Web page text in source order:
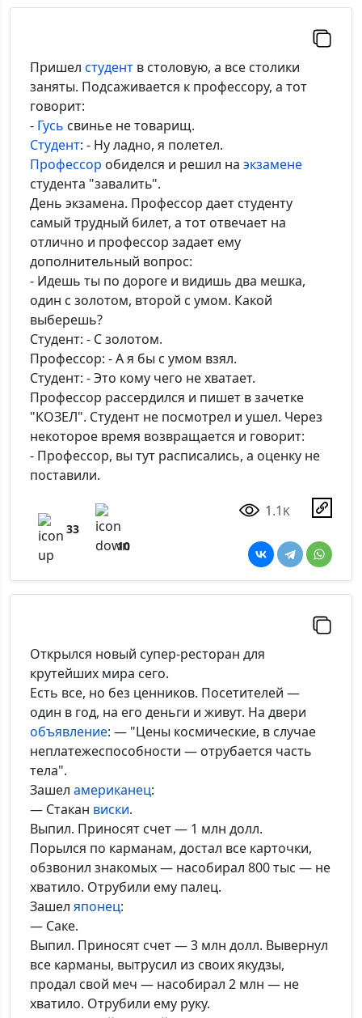
Пришел студент в столовую, а все столики
заняты. Подсаживается к профессору, а тот
говорит:
- Гусь свинье не товарищ.
Студент: - Ну ладно, я полетел.
Профессор обиделся и решил на экзамене
студента "завалить".
День экзамена. Профессор дает студенту
самый трудный билет, а тот отвечает на
отлично и профессор задает ему
дополнительный вопрос:
- Идешь ты по дороге и видишь два мешка,
один с золотом, второй с умом. Какой
выберешь?
Студент: - С золотом.
Профессор: - А я бы с умом взял.
Студент: - Это кому чего не хватает.
Профессор рассердился и пишет в зачетке
"КОЗЕЛ". Студент не посмотрел и ушел. Через
некоторое время возвращается и говорит:
- Профессор, вы тут расписались, а оценку не
поставили.
33
10
1.1 K
Открылся новый супер-ресторан для
крутейших мира сего.
Есть все, но без ценников. Посетителей —
один в год, на его деньги и живут. На двери
объявление: — "Цены космические, в случае
неплатежеспособности — отрубается часть
тела".
Зашел американец:
— Стакан виски.
Выпил. Приносят счет — 1 млн долл.
Порылся по карманам, достал все карточки,
обзвонил знакомых — насобирал 800 тыс — не
хватило. Отрубили ему палец.
Зашел японец:
— Саке.
Выпил. Приносят счет — 3 млн долл. Вывернул
все карманы, вытрусил из своих якудзы,
продал свой меч — насобирал 2 млн — не
хватило. Отрубили ему руку.